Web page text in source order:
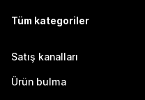
Tüm kategoriler
Satış kanalları
Ürün bulma